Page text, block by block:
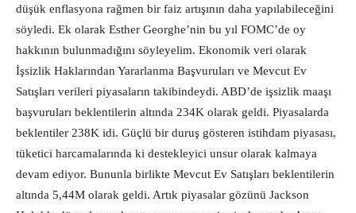
düşük enflasyona rağmen bir faiz artışının daha yapılabileceğini
söyledi. Ek olarak Esther Georghe’nin bu yıl FOMC’de oy
hakkının bulunmadığını söyleyelim. Ekonomik veri olarak
İşsizlik Haklarından Yararlanma Başvuruları ve Mevcut Ev
Satışları verileri piyasaların takibindeydi. ABD’de işsizlik maaşı
başvuruları beklentilerin altında 234K olarak geldi. Piyasalarda
beklentiler 238K idi. Güçlü bir duruş gösteren istihdam piyasası,
tüketici harcamalarında ki destekleyici unsur olarak kalmaya
devam ediyor. Bununla birlikte Mevcut Ev Satışları beklentilerin
altında 5,44M olarak geldi. Artık piyasalar gözünü Jackson